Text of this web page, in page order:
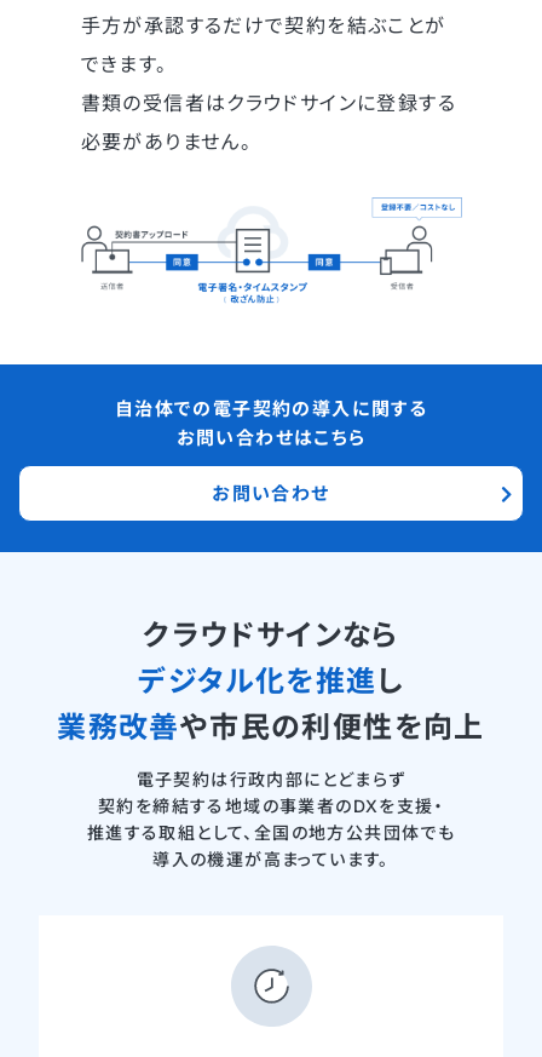
手方が承認するだけで契約を結ぶことが
できます。
書類の受信者はクラウドサインに登録する
必要がありません。
自治体での電子契約の導入に関する
お問い合わせはこちら
お問い合わせ
クラウドサインなら
デジタル化を推進し
業務改善や市民の利便性を向上
電子契約は行政内部にとどまらず
契約を締結する地域の事業者のDXを支援・
推進する取組として、 全国の地方公共団体でも
導入の機運が高まっています。